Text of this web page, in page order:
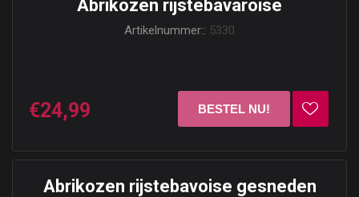
Abrikozen rijstebavaroise
Artikelnummer:: 5330
€24,99
Abrikozen rijstebavoise gesneden